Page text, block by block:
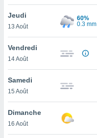
ou
le
ainsi
un
la
du
Jeudi
13 Août
60%
0.3 mm
Vendredi
14 Août
Samedi
15 Août
Dimanche
16 Août